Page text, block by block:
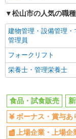
松山市の人気の職
建物管理・設備管理・
管理員
フォークリフト
栄養士・管理栄養士
食品・試食販売
ボーナス・賞与あ
上場企業・上場